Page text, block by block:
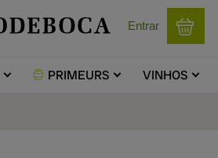
Entrar
PRIMEURS VINHOS